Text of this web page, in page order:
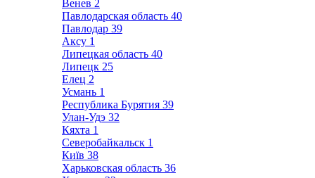
Венев 2
Павлодарская область 40
Павлодар 39
Аксу 1
Липецкая область 40
Липецк 25
Елец 2
Усмань 1
Республика Бурятия 39
Улан-Удэ 32
Кяхта 1
Северобайкальск 1
Київ 38
Харьковская область 36